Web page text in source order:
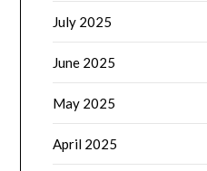
July 2025
June 2025
May 2025
April 2025